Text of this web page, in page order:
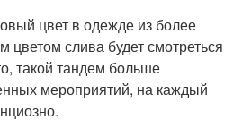
цвет в одежде из более
слива будет смотреться
такой тандем больше
мероприятий, на каждый